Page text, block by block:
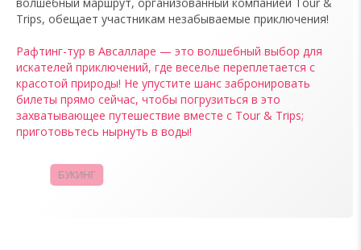
Trips, обещает участникам незабываемые приключения!
Рафтинг-тур в Авсалларе — это волшебный выбор для
искателей приключений, где веселье переплетается с
красотой природы! Не упустите шанс забронировать
билеты прямо сейчас, чтобы погрузиться в это
захватывающее путешествие вместе с Tour & Trips;
приготовьтесь нырнуть в воды!
БУКИНГ КАМПАНИИ